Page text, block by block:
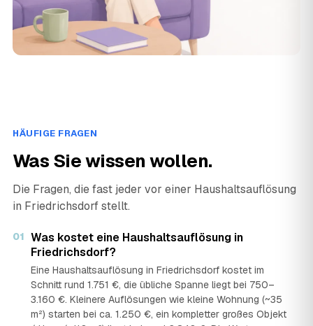
HÄUFIGE FRAGEN
Was Sie wissen wollen.
Die Fragen, die fast jeder vor einer Haushaltsauflösung
in Friedrichsdorf stellt.
01 Was kostet eine Haushaltsauflösung in
Friedrichsdorf?
Eine Haushaltsauflösung in Friedrichsdorf kostet im
Schnitt rund 1.751 €, die übliche Spanne liegt bei 750–
3.160 €. Kleinere Auflösungen wie kleine Wohnung (~35
m²) starten bei ca. 1.250 €, ein kompletter großes Objekt